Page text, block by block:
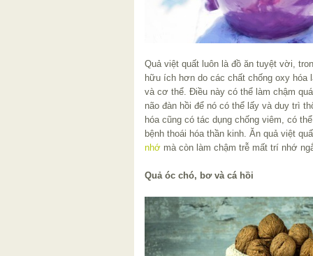
Quả việt quất luôn là đồ ăn tuyệt vời,
hữu ích hơn do các chất chống oxy hóa
và cơ thể. Điều này có thể làm chậm
não đàn hồi để nó có thể lấy và duy trì
hóa cũng có tác dụng chống viêm, có
bệnh thoái hóa thần kinh. Ăn quả việt
nhớ mà còn làm chậm trễ mất trí nhớ
Quả óc chó, bơ và cá hồi